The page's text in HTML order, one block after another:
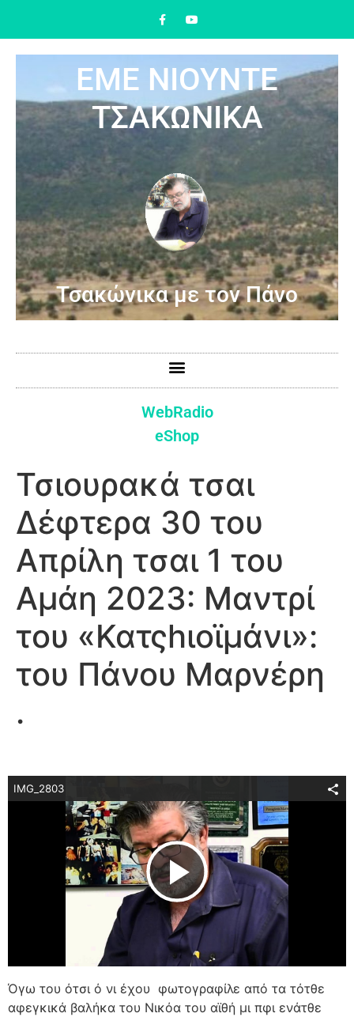
ΕΜΕ ΝΙΟΥΝΤΕ
ΤΣΑΚΩΝΙΚΑ
Τσακώνικα με τον Πάνο
WebRadio
eShop
Τσιουρακά τσαι
Δέφτερα 30 του
Απρίλη τσαι 1 του
Αμάη 2023: Μαντρί
του «Κατςhιοϊμάνι»:
του Πάνου Μαρνέρη
.
IMG_2803
Play Video
Όγω του ότσι ό νι έχου φωτογραφίλε από τα τότθε
αφεγκικά βαλήκα του Νικόα του αϊθή μι πφι ενάτθε